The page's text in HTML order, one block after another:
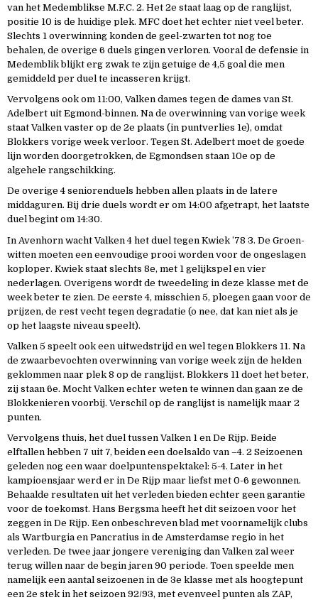
van het Medemblikse M.F.C. 2. Het 2e staat laag op de ranglijst,
positie 10 is de huidige plek. MFC doet het echter niet veel beter.
Slechts 1 overwinning konden de geel-zwarten tot nog toe
behalen, de overige 6 duels gingen verloren. Vooral de defensie in
Medemblik blijkt erg zwak te zijn getuige de 4,5 goal die men
gemiddeld per duel te incasseren krijgt.
Vervolgens ook om 11:00, Valken dames tegen de dames van St.
Adelbert uit Egmond-binnen. Na de overwinning van vorige week
staat Valken vaster op de 2e plaats (in puntverlies 1e), omdat
Blokkers vorige week verloor. Tegen St. Adelbert moet de goede
lijn worden doorgetrokken, de Egmondsen staan 10e op de
algehele rangschikking.
De overige 4 seniorenduels hebben allen plaats in de latere
middaguren. Bij drie duels wordt er om 14:00 afgetrapt, het laatste
duel begint om 14:30.
In Avenhorn wacht Valken 4 het duel tegen Kwiek ’78 3. De Groen-
witten moeten een eenvoudige prooi worden voor de ongeslagen
koploper. Kwiek staat slechts 8e, met 1 gelijkspel en vier
nederlagen. Overigens wordt de tweedeling in deze klasse met de
week beter te zien. De eerste 4, misschien 5, ploegen gaan voor de
prijzen, de rest vecht tegen degradatie (o nee, dat kan niet als je
op het laagste niveau speelt).
Valken 5 speelt ook een uitwedstrijd en wel tegen Blokkers 11. Na
de zwaarbevochten overwinning van vorige week zijn de helden
geklommen naar plek 8 op de ranglijst. Blokkers 11 doet het beter,
zij staan 6e. Mocht Valken echter weten te winnen dan gaan ze de
Blokkenieren voorbij. Verschil op de ranglijst is namelijk maar 2
punten.
Vervolgens thuis, het duel tussen Valken 1 en De Rijp. Beide
elftallen hebben 7 uit 7, beiden een doelsaldo van –4. 2 Seizoenen
geleden nog een waar doelpuntenspektakel: 5-4. Later in het
kampioensjaar werd er in De Rijp maar liefst met 0-6 gewonnen.
Behaalde resultaten uit het verleden bieden echter geen garantie
voor de toekomst. Hans Bergsma heeft het dit seizoen voor het
zeggen in De Rijp. Een onbeschreven blad met voornamelijk clubs
als Wartburgia en Pancratius in de Amsterdamse regio in het
verleden. De twee jaar jongere vereniging dan Valken zal weer
terug willen naar de begin jaren 90 periode. Toen speelde men
namelijk een aantal seizoenen in de 3e klasse met als hoogtepunt
een 2e stek in het seizoen 92/93, met evenveel punten als ZAP,